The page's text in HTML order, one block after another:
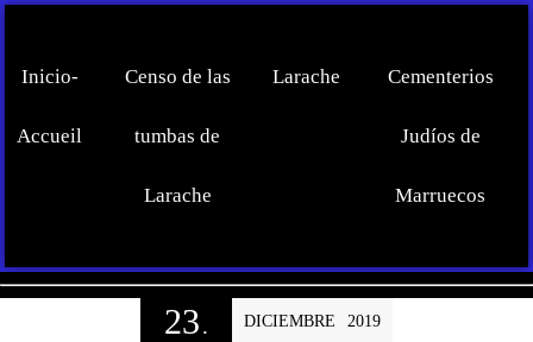
Inicio-
Accueil
Censo de las
tumbas de
Larache
Larache Cementerios
Judíos de
Marruecos
23. DICIEMBRE 2019